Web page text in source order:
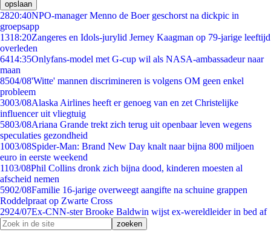
opslaan
2820:40NPO-manager Menno de Boer geschorst na dickpic in
groepsapp
1318:20Zangeres en Idols-jurylid Jerney Kaagman op 79-jarige leeftijd
overleden
6414:35Onlyfans-model met G-cup wil als NASA-ambassadeur naar
maan
8504/08'Witte' mannen discrimineren is volgens OM geen enkel
probleem
3003/08Alaska Airlines heeft er genoeg van en zet Christelijke
influencer uit vliegtuig
5803/08Ariana Grande trekt zich terug uit openbaar leven wegens
speculaties gezondheid
1003/08Spider-Man: Brand New Day knalt naar bijna 800 miljoen
euro in eerste weekend
1103/08Phil Collins dronk zich bijna dood, kinderen moesten al
afscheid nemen
5902/08Familie 16-jarige overweegt aangifte na schuine grappen
Roddelpraat op Zwarte Cross
2924/07Ex-CNN-ster Brooke Baldwin wijst ex-wereldleider in bed af